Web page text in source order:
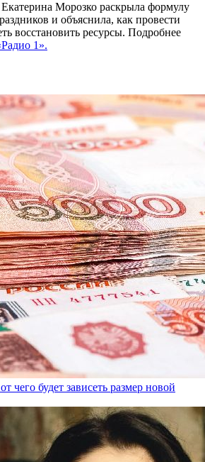
Морозко раскрыла формулу
и объяснила, как провести
восстановить ресурсы. Подробнее
1».
чего будет зависеть размер новой